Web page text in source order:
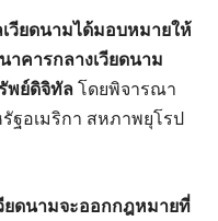
วียดนามได้มอบหมายให้
คารกลางเวียดนาม
พย์ดิจิทัลโดยพิจารณา
ฐอเมริกา สหภาพยุโรป
ยดนามจะออกกฎหมายที่